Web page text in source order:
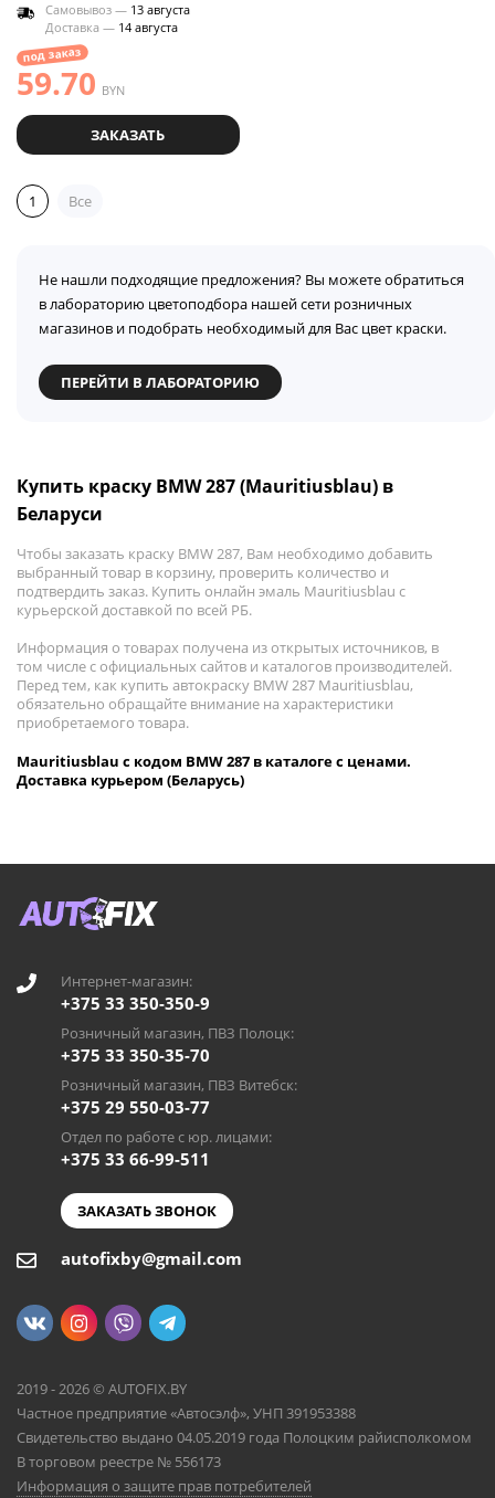
Самовывоз — 13 августа
Доставка — 14 августа
под заказ
59.70 BYN
ЗАКАЗАТЬ
1 Все
Не нашли подходящие предложения? Вы можете обратиться
в лабораторию цветоподбора нашей сети розничных
магазинов и подобрать необходимый для Вас цвет краски.
ПЕРЕЙТИ В ЛАБОРАТОРИЮ
Купить краску BMW 287 (Mauritiusblau) в
Беларуси
Чтобы заказать краску BMW 287, Вам необходимо добавить
выбранный товар в корзину, проверить количество и
подтвердить заказ. Купить онлайн эмаль Mauritiusblau с
курьерской доставкой по всей РБ.
Информация о товарах получена из открытых источников, в
том числе с официальных сайтов и каталогов производителей.
Перед тем, как купить автокраску BMW 287 Mauritiusblau,
обязательно обращайте внимание на характеристики
приобретаемого товара.
Mauritiusblau с кодом BMW 287 в каталоге с ценами.
Доставка курьером (Беларусь)
Интернет-магазин:
+375 33 350-350-9
Розничный магазин, ПВЗ Полоцк:
+375 33 350-35-70
Розничный магазин, ПВЗ Витебск:
+375 29 550-03-77
Отдел по работе с юр. лицами:
+375 33 66-99-511
ЗАКАЗАТЬ ЗВОНОК
autofixby@gmail.com
2019 - 2026 © AUTOFIX.BY
Частное предприятие «Автосэлф», УНП 391953388
Свидетельство выдано 04.05.2019 года Полоцким райисполкомом
В торговом реестре № 556173
Информация о защите прав потребителей